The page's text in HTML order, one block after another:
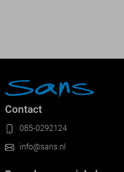
Contact
085-0292124
info@sans.nl